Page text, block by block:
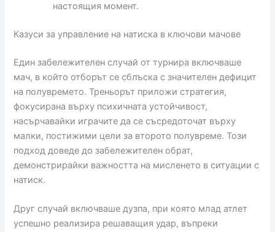
настоящия момент.
Казуси за управление на натиска в ключови мачове
Един забележителен случай от турнира включваше
мач, в който отборът се сблъска с значителен дефицит
на полувремето. Треньорът приложи стратегия,
фокусирана върху психичната устойчивост,
насърчавайки играчите да се съсредоточат върху
малки, постижими цели за второто полувреме. Този
подход доведе до забележителен обрат,
демонстрирайки важността на мисленето в ситуации с
натиск.
Друг случай включваше дузпа, при която млад атлет
успешно реализира решаващия удар, въпреки